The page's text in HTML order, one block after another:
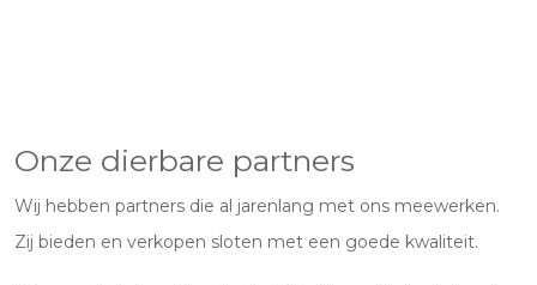
Onze dierbare partners
Wij hebben partners die al jarenlang met ons meewerken.
Zij bieden en verkopen sloten met een goede kwaliteit.